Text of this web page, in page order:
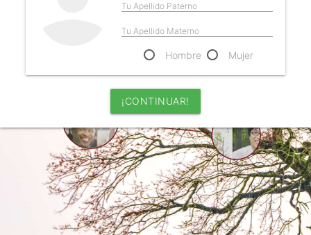
Tu Apellido Paterno
Tu Apellido Materno
Hombre Mujer
¡CONTINUAR!